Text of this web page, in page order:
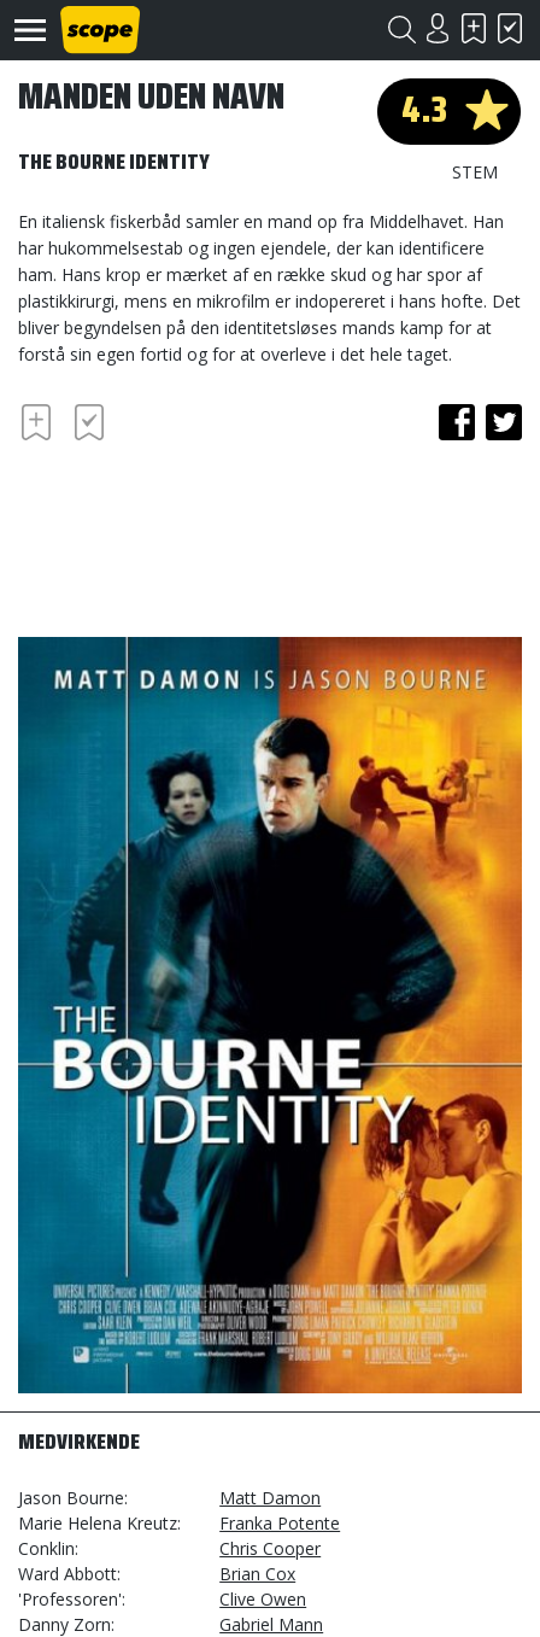
Om
Scope
Kontakt
4.3
STEM
MANDEN UDEN NAVN
THE BOURNE IDENTITY
En italiensk fiskerbåd samler en mand op fra Middelhavet. Han
har hukommelsestab og ingen ejendele, der kan identificere
ham. Hans krop er mærket af en række skud og har spor af
plastikkirurgi, mens en mikrofilm er indopereret i hans hofte. Det
bliver begyndelsen på den identitetsløses mands kamp for at
forstå sin egen fortid og for at overleve i det hele taget.
MEDVIRKENDE
Jason Bourne
Matt Damon
Marie Helena Kreutz
Franka Potente
Conklin
Chris Cooper
Ward Abbott
Brian Cox
'Professoren'
Clive Owen
Danny Zorn
Gabriel Mann